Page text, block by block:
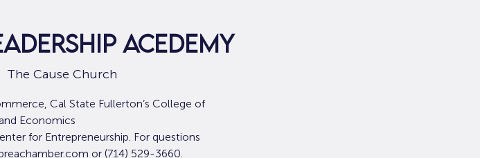
Acedemy
The Cause Church
Cal State Fullerton’s College of
Economics
for Entrepreneurship. For questions
or (714) 529-3660.